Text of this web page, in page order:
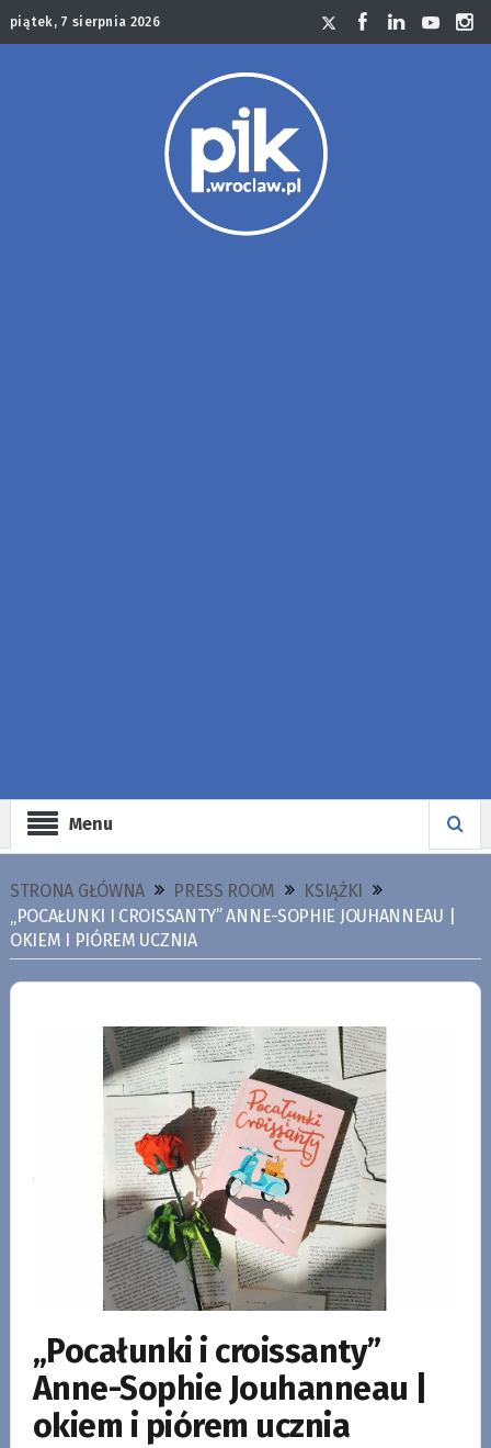
piątek, 7 sierpnia 2026
Menu
STRONA GŁÓWNA PRESS ROOM
KSIĄŻKI
„POCAŁUNKI I CROISSANTY” ANNE-SOPHIE JOUHANNEAU |
OKIEM I PIÓREM UCZNIA
„Pocałunki i croissanty”
Anne-Sophie Jouhanneau |
okiem i piórem ucznia